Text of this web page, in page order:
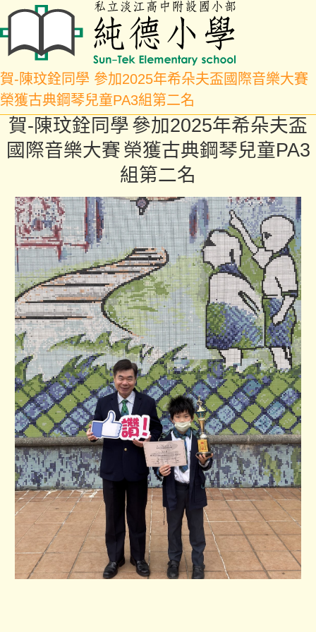
賀-陳玟銓同學 參加2025年希朵夫盃國際音樂大賽
榮獲古典鋼琴兒童PA3組第二名
賀-陳玟銓同學 參加2025年希朵夫盃
國際音樂大賽 榮獲古典鋼琴兒童PA3
組第二名